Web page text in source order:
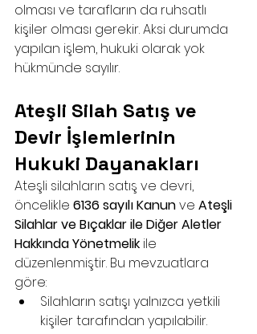
olması ve tarafların da ruhsatlı
kişiler olması gerekir. Aksi durumda
yapılan işlem, hukuki olarak yok
hükmünde sayılır.
Ateşli Silah Satış ve
Devir İşlemlerinin
Hukuki Dayanakları
Ateşli silahların satış ve devri,
öncelikle 6136 sayılı Kanun ve Ateşli
Silahlar ve Bıçaklar ile Diğer Aletler
Hakkında Yönetmelik ile
düzenlenmiştir. Bu mevzuatlara
göre:
Silahların satışı yalnızca yetkili
kişiler tarafından yapılabilir.